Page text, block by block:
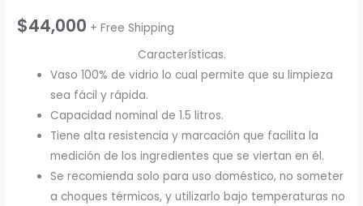
$44,000 + Free Shipping
Características.
Vaso 100% de vidrio lo cual permite que su limpieza
sea fácil y rápida.
Capacidad nominal de 1.5 litros.
Tiene alta resistencia y marcación que facilita la
medición de los ingredientes que se viertan en él.
Se recomienda solo para uso doméstico, no someter
a choques térmicos, y utilizarlo bajo temperaturas no